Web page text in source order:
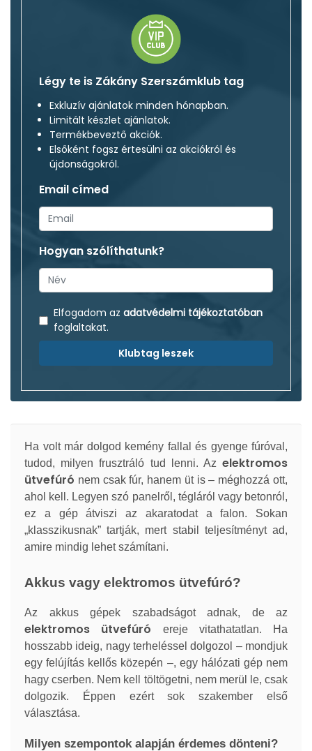
Légy te is Zákány Szerszámklub tag
Exkluzív ajánlatok minden hónapban.
Limitált készlet ajánlatok.
Termékbeveztő akciók.
Elsőként fogsz értesülni az akciókról és
újdonságokról.
Email címed
Hogyan szólíthatunk?
Elfogadom az adatvédelmi tájékoztatóban
foglaltakat.
Klubtag leszek
Ha volt már dolgod kemény fallal és gyenge fúróval,
tudod, milyen frusztráló tud lenni. Az elektromos
ütvefúró nem csak fúr, hanem üt is – méghozzá ott,
ahol kell. Legyen szó panelről, tégláról vagy betonról,
ez a gép átviszi az akaratodat a falon. Sokan
„klasszikusnak” tartják, mert stabil teljesítményt ad,
amire mindig lehet számítani.
Akkus vagy elektromos ütvefúró?
Az akkus gépek szabadságot adnak, de az
elektromos ütvefúró ereje vitathatatlan. Ha
hosszabb ideig, nagy terheléssel dolgozol – mondjuk
egy felújítás kellős közepén –, egy hálózati gép nem
hagy cserben. Nem kell töltögetni, nem merül le, csak
dolgozik. Éppen ezért sok szakember első
választása.
Milyen szempontok alapján érdemes dönteni?